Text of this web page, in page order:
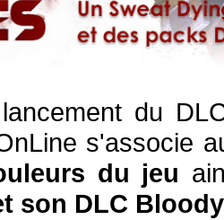
du
s'associe
du jeu
son DLC